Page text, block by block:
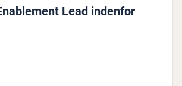
Lead indenfor